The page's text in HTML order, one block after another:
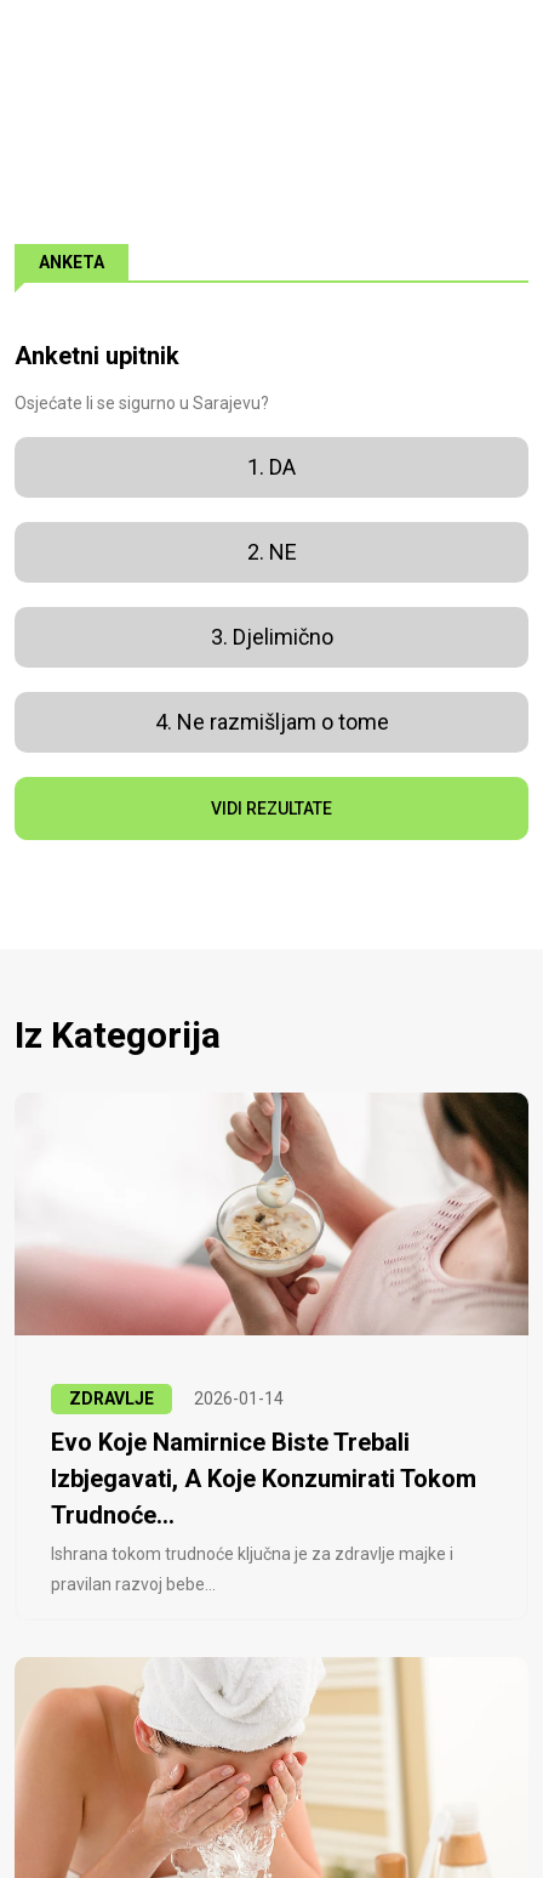
ANKETA
Anketni upitnik
Osjećate li se sigurno u Sarajevu?
1. DA
2. NE
3. Djelimično
4. Ne razmišljam o tome
VIDI REZULTATE
Iz Kategorija
ZDRAVLJE 2026-01-14
Evo Koje Namirnice Biste Trebali
Izbjegavati, A Koje Konzumirati Tokom
Trudnoće...
Ishrana tokom trudnoće ključna je za zdravlje majke i
pravilan razvoj bebe...